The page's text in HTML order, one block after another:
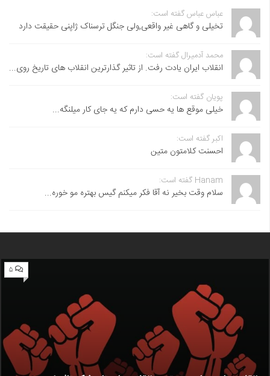
عباس عباس گفته است:
تخیلی و گاهی غیر واقعی,ولی جنگل ترسناک ژاپنی حقیقت دارد
محمد آدمیرال گفته است:
انقلاب ایران یادت رفت. از تاثیر گذارترین انقلاب های تاریخ روی...
پویان گفته است:
خیلی موقع ها یه حسی دارم که یه جای کار میلنگه...
اکبر گفته است:
احسنت ‌کلامتون متین
Hanam گفته است:
سلام وقت بخیر نه آقا فکر میکنم گیس بهتره مو خوره...
۵